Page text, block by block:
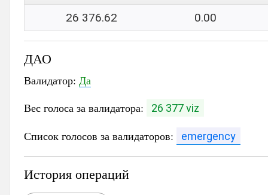
26 376.62 0.00
ДАО
Валидатор: Да
Вес голоса за валидатора:
26 377 viz
Список голосов за валидаторов: emergency
История операций